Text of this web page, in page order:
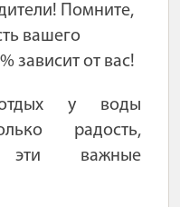
Помните,
вашего
зависит от вас!
у воды
радость,
эти важные